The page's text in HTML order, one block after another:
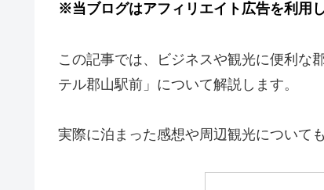
※当ブログはアフィリエイト広告を利用
この記事では、ビジネスや観光に便利な
テル郡山駅前」について解説します。
実際に泊まった感想や周辺観光について